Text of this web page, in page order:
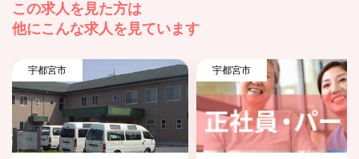
この求人を見た方は
他にこんな求人を見ています
宇都宮市 宇都宮市